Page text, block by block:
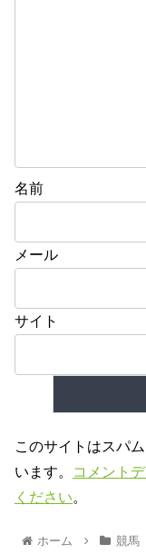
名前
メール
サイト
このサイトはスパ
います。
コメント
ください。
ホーム
競馬